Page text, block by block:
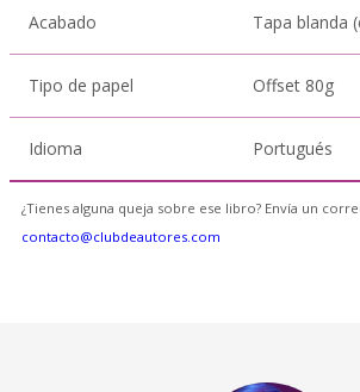
Acabado Tapa blanda
Tipo de papel Offset 80g
Idioma Portugués
¿Tienes alguna queja sobre ese libro? Envía un
contacto@clubdeautores.com